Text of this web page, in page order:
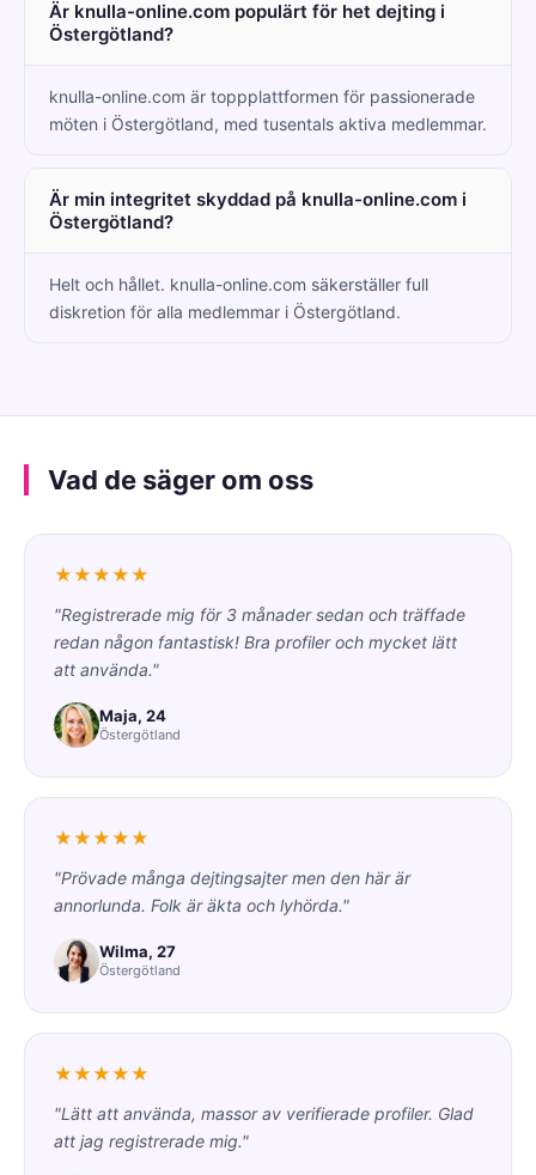
Är knulla-online.com populärt för het dejting i
Östergötland?
knulla-online.com är toppplattformen för passionerade
möten i Östergötland, med tusentals aktiva medlemmar.
Är min integritet skyddad på knulla-online.com i
Östergötland?
Helt och hållet. knulla-online.com säkerställer full
diskretion för alla medlemmar i Östergötland.
Vad de säger om oss
★★★★★
"Registrerade mig för 3 månader sedan och träffade
redan någon fantastisk! Bra profiler och mycket lätt
att använda."
Maja, 24
Östergötland
★★★★★
"Prövade många dejtingsajter men den här är
annorlunda. Folk är äkta och lyhörda."
Wilma, 27
Östergötland
★★★★★
"Lätt att använda, massor av verifierade profiler. Glad
att jag registrerade mig."